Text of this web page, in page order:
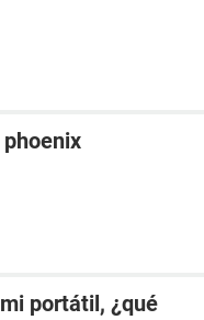
portátil, ¿qué